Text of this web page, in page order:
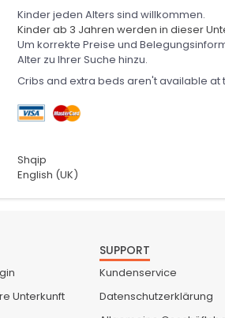
Kinder jeden Alters sind willkommen.
Kinder ab 3 Jahren werden in dieser
Um korrekte Preise und
Alter zu Ihrer Suche hinzu.
Cribs and extra beds aren't available at
Shqip
English (UK)
Unterkunft
SUPPORT
Kundenservice
Datenschutzerklärung